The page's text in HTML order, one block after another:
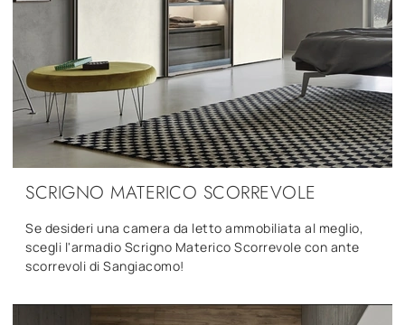
SCRIGNO MATERICO SCORREVOLE
Se desideri una camera da letto ammobiliata al meglio,
scegli l'armadio Scrigno Materico Scorrevole con ante
scorrevoli di Sangiacomo!